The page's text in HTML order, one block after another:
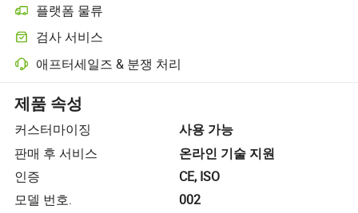
플랫폼 물류
플랫폼 지원 물류를 통한 더 명확한 배송 추적
검사 서비스
선택적 선적 전 검사로 품질 및 수량 확인
애프터세일즈 & 분쟁 처리
플랫폼 지원 분쟁 해결, 해당되는 경우 환불 또는 반품 포함.
제품 속성
커스터마이징
사용 가능
판매 후 서비스
온라인 기술 지원
인증
CE, ISO
모델 번호.
002